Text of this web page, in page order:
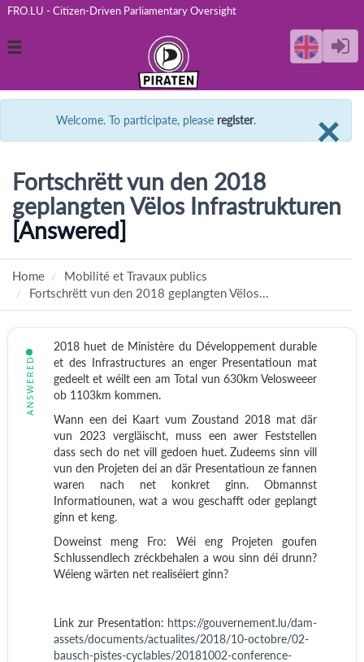
FRO.LU - Citizen-Driven Parliamentary Oversight
Toggle
×
Welcome. To participate, please register.
Fortschrëtt vun den 2018
geplangten Vëlos Infrastrukturen
[Answered]
Home
Mobilité et Travaux publics
Fortschrëtt vun den 2018 geplangten Vëlos...
ANSWERED
2018 huet de Ministère du Développement durable
et des Infrastructures an enger Presentatioun mat
gedeelt et wéilt een am Total vun 630km Velosweeer
ob 1103km kommen.
Wann een dei Kaart vum Zoustand 2018 mat där
vun 2023 vergläischt, muss een awer Feststellen
dass sech do net vill gedoen huet. Zudeems sinn vill
vun den Projeten dei an där Presentatioun ze fannen
waren nach net konkret ginn. Obmannst
Informatiounen, wat a wou geschafft oder geplangt
ginn et keng.
Doweinst meng Fro: Wéi eng Projeten goufen
Schlussendlech zréckbehalen a wou sinn déi drunn?
Wéieng wärten net realiséiert ginn?
Link zur Presentation: https://gouvernement.lu/dam-
assets/documents/actualites/2018/10-octobre/02-
bausch-pistes-cyclables/20181002-conference-